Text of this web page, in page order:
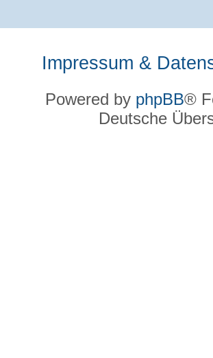
Impressum &
Powered by phpBB®
Deutsche